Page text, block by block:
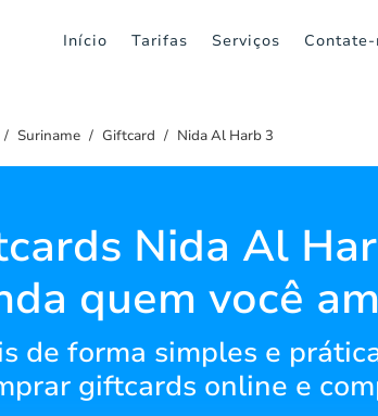
Início Tarifas Serviços Contate-
Suriname Giftcard Nida Al Harb 3
Nida Al
quem você
de forma simples e
giftcards online e